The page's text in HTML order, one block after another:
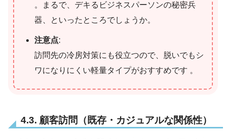
。まるで、デキるビジネスパーソンの秘密兵
器、といったところでしょうか。
注意点:
訪問先の冷房対策にも役立つので、脱いでもシ
ワになりにくい軽量タイプがおすすめです 。
4.3. 顧客訪問（既存・カジュアルな関係性）